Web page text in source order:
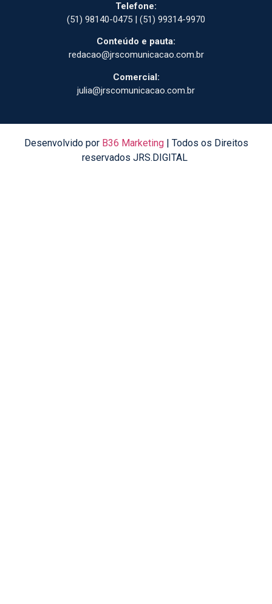
Telefone:
(51) 98140-0475 | (51) 99314-9970
Conteúdo e pauta:
redacao@jrscomunicacao.com.br
Comercial:
julia@jrscomunicacao.com.br
Desenvolvido por B36 Marketing| Todos os Direitos
reservados JRS.DIGITAL